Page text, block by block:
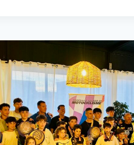
REUNIRÁ
A
JÓVENES
PILOTOS
EL
30
DE